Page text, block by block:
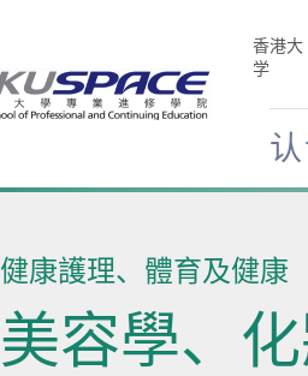
香港大
学
健康護理、體育及健康
美容學、